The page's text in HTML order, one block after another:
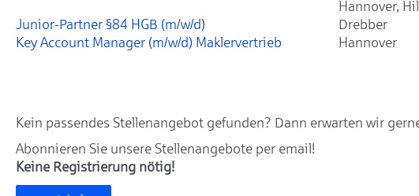
Hannover,
Junior-Partner §84 HGB (m/w/d) Drebber
Key Account Manager (m/w/d) Maklervertrieb
Hannover
Kein passendes Stellenangebot gefunden? Dann erwarten wir
Abonnieren Sie unsere Stellenangebote per email!
Keine Registrierung nötig!